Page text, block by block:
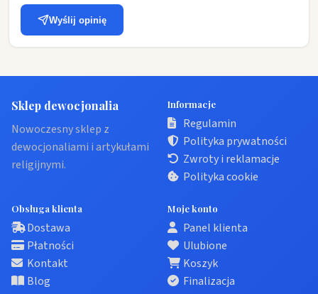
Wyślij opinię
Sklep dewocjonalia
Nowoczesny sklep z
dewocjonaliami i artykułami
religijnymi.
Informacje
Regulamin
Polityka prywatności
Zwroty i reklamacje
Polityka cookie
Obsługa klienta
Dostawa
Płatności
Kontakt
Blog
Moje konto
Panel klienta
Ulubione
Koszyk
Finalizacja